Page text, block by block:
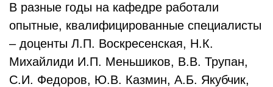
В разные годы на кафедре работали
опытные, квалифицированные специалисты
– доценты Л.П. Воскресенская, Н.К.
Михайлиди И.П. Меньшиков, В.В. Трупан,
С.И. Федоров, Ю.В. Казмин, А.Б. Якубчик,